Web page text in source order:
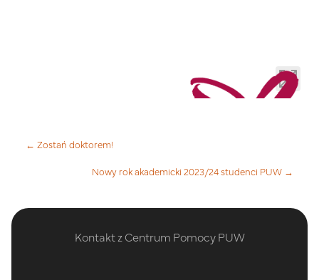
← Zostań doktorem!
Nowy rok akademicki 2023/24 studenci PUW →
Kontakt z Centrum Pomocy PUW